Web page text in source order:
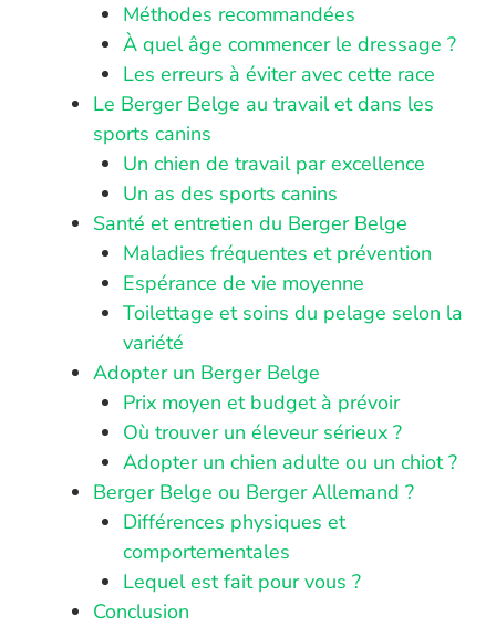
Méthodes recommandées
À quel âge commencer le dressage ?
Les erreurs à éviter avec cette race
Le Berger Belge au travail et dans les
sports canins
Un chien de travail par excellence
Un as des sports canins
Santé et entretien du Berger Belge
Maladies fréquentes et prévention
Espérance de vie moyenne
Toilettage et soins du pelage selon la
variété
Adopter un Berger Belge
Prix moyen et budget à prévoir
Où trouver un éleveur sérieux ?
Adopter un chien adulte ou un chiot ?
Berger Belge ou Berger Allemand ?
Différences physiques et
comportementales
Lequel est fait pour vous ?
Conclusion